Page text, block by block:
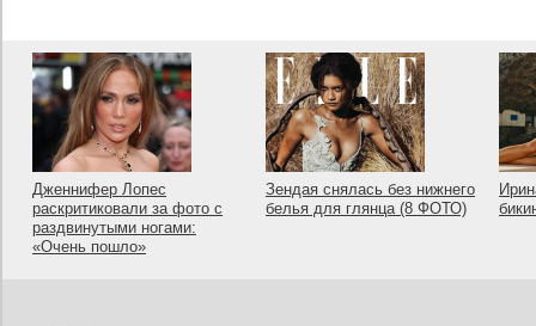
Дженнифер Лопес
раскритиковали за фото с
раздвинутыми ногами:
«Очень пошло»
Зендая снялась без нижнего
белья для глянца (8 ФОТО)